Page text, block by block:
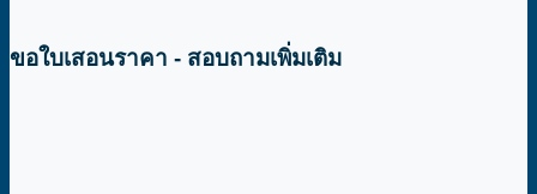
ขอใบเสอนราคา - สอบถามเพิ่มเติม